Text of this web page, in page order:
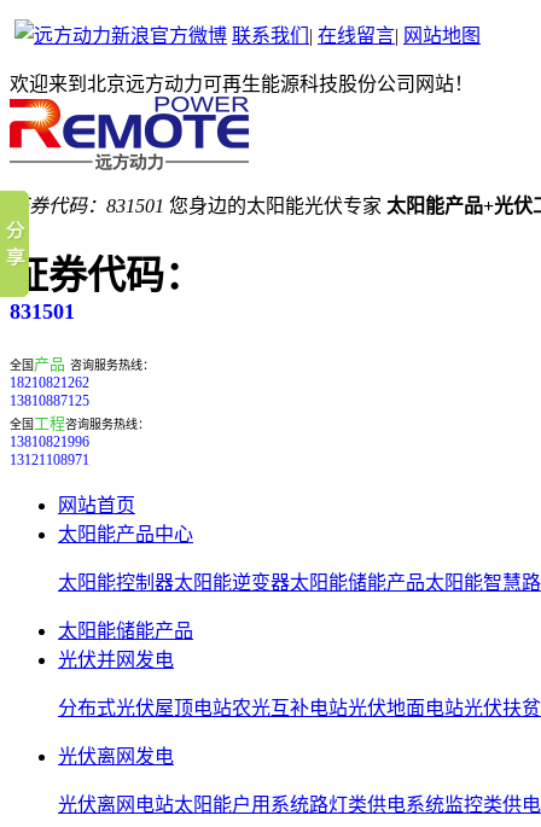
联系我们 | 在线留言| 网站地图
欢迎来到北京远方动力可再生能源科技股份公司网站！
证券代码：831501 您身边的太阳能光伏专家 太阳能产品+光伏
证券代码：
831501
全国 产品 咨询服务热线：
18210821262
13810887125
全国 工程咨询服务热线：
13810821996
13121108971
网站首页
太阳能产品中心
太阳能控制器太阳能逆变器太阳能储能产品太阳能智慧
太阳能储能产品
光伏并网发电
分布式光伏屋顶电站农光互补电站光伏地面电站光伏扶贫
光伏离网发电
光伏离网电站太阳能户用系统路灯类供电系统监控类供